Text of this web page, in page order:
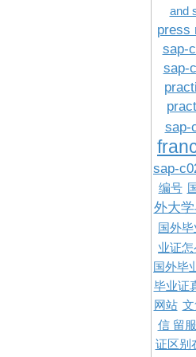
and
press
sap-
sap-
sap-
sap-
编号
外大
国外
业证
国外毕
毕业证
网站
信 留服
证区别